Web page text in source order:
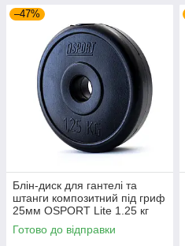
–47%
Блін-диск для гантелі та
штанги композитний під гриф
25мм OSPORT Lite 1.25 кг
(OF-0140)
Готово до відправки